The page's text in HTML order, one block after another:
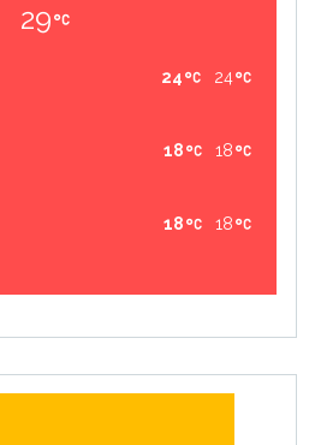
29
24
24
18
18
18
18